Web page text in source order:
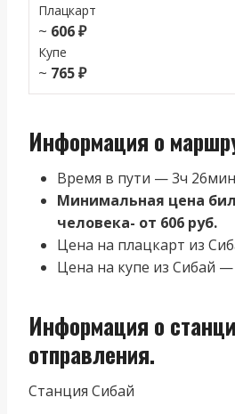
Плацкарт
~ 606 ₽
Купе
~ 765 ₽
Информация о
Время в пути — 3ч 26мин
Минимальная цена
человека- от 606 руб.
Цена на плацкарт из
Цена на купе из Сибай —
Информация о
отправления.
Станция Сибай